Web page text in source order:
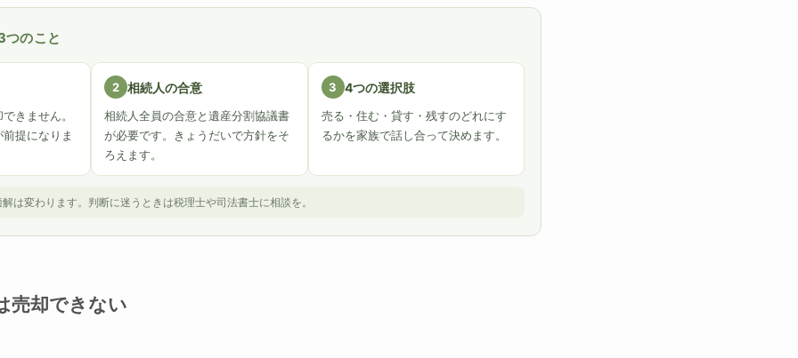
つのこと
きません。
提になりま
2 相続人の合意
相続人全員の合意と遺産分割協議書
が必要です。きょうだいで方針をそ
ろえます。
3 4つの選択肢
売る・住む・貸す・残すのどれにす
るかを家族で話し合って決めます。
は変わります。判断に迷うときは税理士や司法書士に相談を。
売却できない